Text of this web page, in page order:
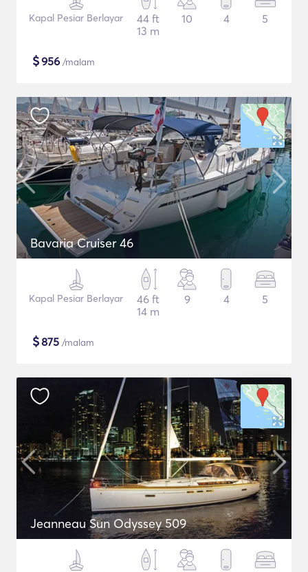
Kapal Pesiar Berlayar
44 ft
13 m
10 4 5
$956 /malam
Bavaria Cruiser 46
Kapal Pesiar Berlayar
46 ft
14 m
9 4 5
$875 /malam
Jeanneau Sun Odyssey 509